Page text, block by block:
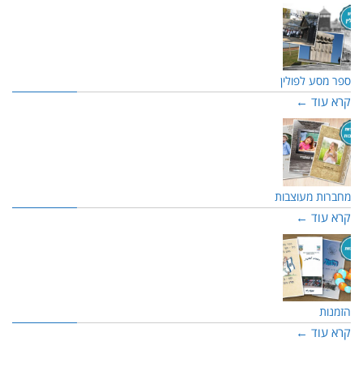
ספר מסע לפולין
קרא עוד ←
מחברות מעוצבות
קרא עוד ←
הזמנות
קרא עוד ←